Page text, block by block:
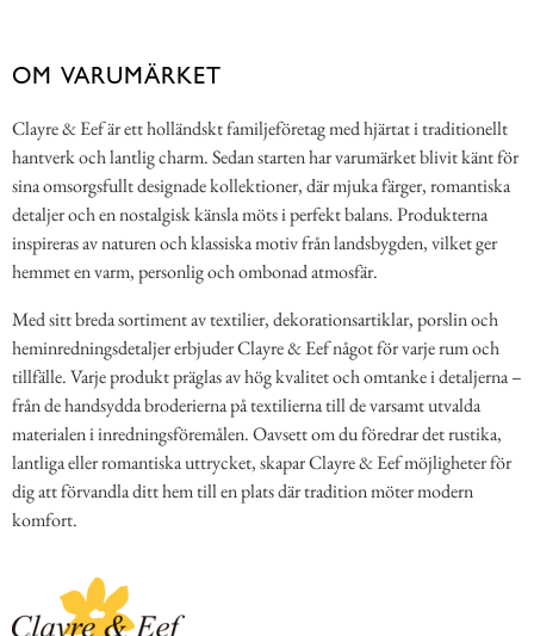
OM VARUMÄRKET
Clayre & Eef är ett holländskt familjeföretag med hjärtat i traditionellt
hantverk och lantlig charm. Sedan starten har varumärket blivit känt för
sina omsorgsfullt designade kollektioner, där mjuka färger, romantiska
detaljer och en nostalgisk känsla möts i perfekt balans. Produkterna
inspireras av naturen och klassiska motiv från landsbygden, vilket ger
hemmet en varm, personlig och ombonad atmosfär.
Med sitt breda sortiment av textilier, dekorationsartiklar, porslin och
heminredningsdetaljer erbjuder Clayre & Eef något för varje rum och
tillfälle. Varje produkt präglas av hög kvalitet och omtanke i detaljerna –
från de handsydda broderierna på textilierna till de varsamt utvalda
materialen i inredningsföremålen. Oavsett om du föredrar det rustika,
lantliga eller romantiska uttrycket, skapar Clayre & Eef möjligheter för
dig att förvandla ditt hem till en plats där tradition möter modern
komfort.